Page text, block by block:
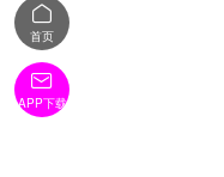

首页

APP下载